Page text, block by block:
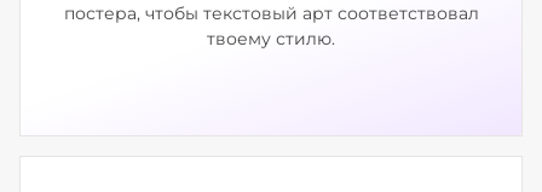
постера, чтобы текстовый арт соответствовал
твоему стилю.